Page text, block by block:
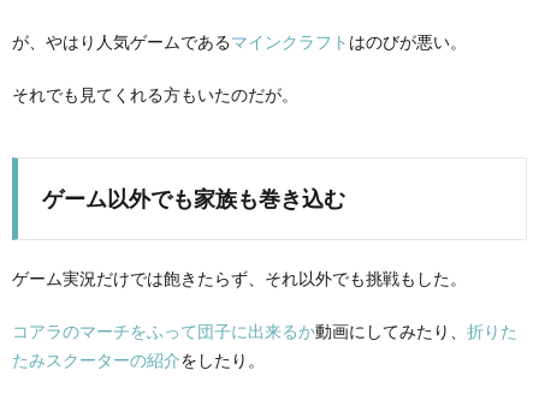
が、やはり人気ゲームであるマインクラフト はのびが悪い。
それでも見てくれる方もいたのだが。
ゲーム以外でも家族も巻き込む
ゲーム実況だけでは飽きたらず、それ以外でも挑戦もした。
コアラのマーチをふって団子に出来るか動画にしてみたり、 折りた
たみスクーターの紹介をしたり。